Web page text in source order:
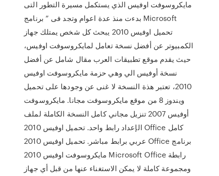
مايكروسوفت اوفيس الذي يستكمل مسيرة التطور التى
بدءت منذ عدة اعوام وتجد فى ” برنامج Microsoft
تحميل اوفيس 2010 يبحث كل شخص يمتلك جهاز
الكمبيوتر عن أفضل نسخة تعامل لمايكروسوفت اوفيس،
حيث يقدم موقع تطبيقات العرب مقال شامل عن أفضل
نسخة أوفيس الي وهي حزمة مايكروسوفت اوفيس
2010، تعتبر هذة النسخة لا غنى عن وجودها على تحميل
ويندوز 8 من موقع مايكروسوفت مجانا. مايكروسوفت
أوفيس 2007 تنزيل مجاني كامل النسخة الكاملة لملف
الإعداد رابط واحد. تحميل اوفيس 2010 Office كامل
عربي برابط مباشر. تحميل اوفيس 2010 Office برنامج
مايكروسوفت اوفيس 2010 Microsoft Office رابطة
ومجموعة كاملة لا يمكن الاستغناء عنها من قبل أي جهاز